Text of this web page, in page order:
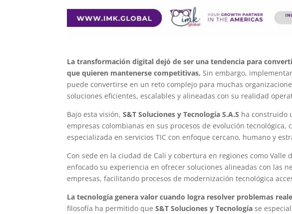
La transformación digital dejó de ser una tendencia para
que quieren mantenerse competitivas. Sin embargo,
puede convertirse en un reto complejo para muchas
soluciones eficientes, escalables y alineadas con su realidad
Bajo esta visión,S&T Soluciones y Tecnología S.A.S ha construido
empresas colombianas en sus procesos de evolución tecnológica,
especializada en servicios TIC con enfoque cercano, humano y
Con sede en la ciudad de Cali y cobertura en regiones como Valle
enfocado su experiencia en ofrecer soluciones alineadas con las
empresas, facilitando procesos de modernización tecnológica
La tecnología genera valor cuando logra resolver problemas
filosofía ha permitido queS&T Soluciones y Tecnología se